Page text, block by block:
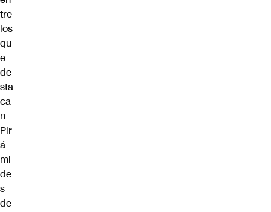
tre
los
qu
e
de
sta
ca
n
Pir
á
mi
de
s
de